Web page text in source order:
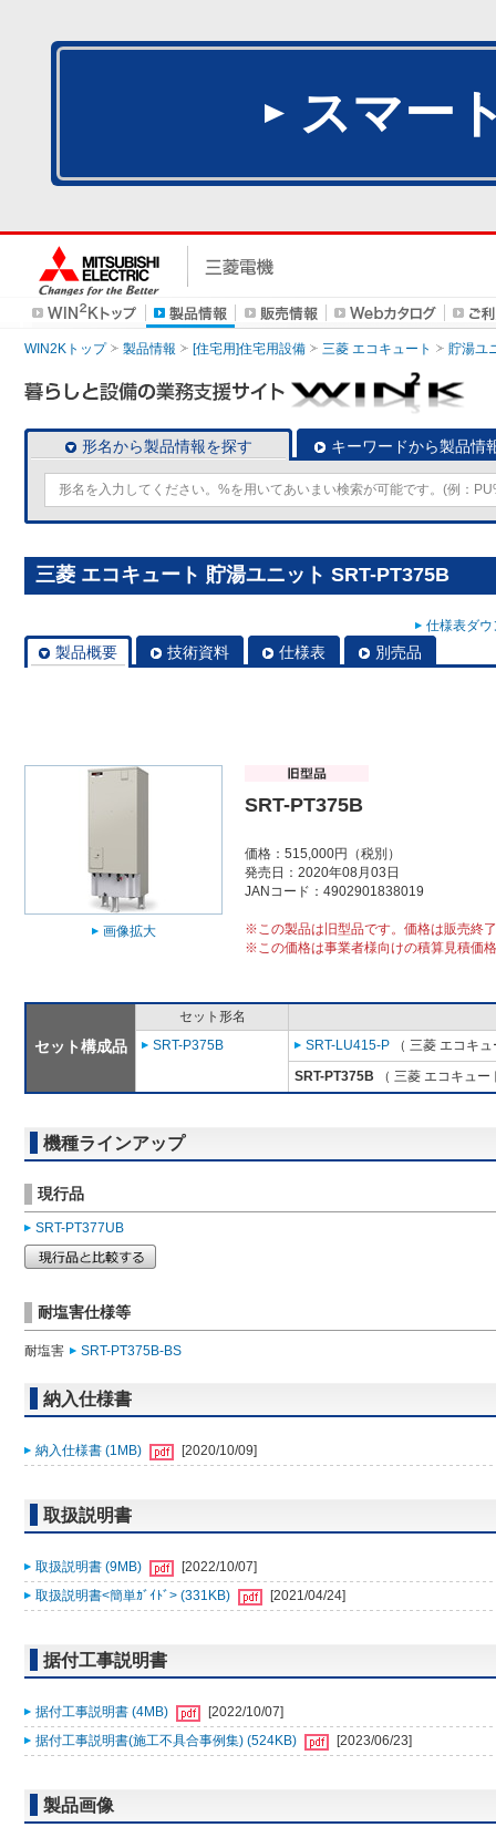
スマー
WIN2Kトップ 製品情報 [住宅用]住宅用設備 三菱 エコキュート 貯湯ユ
形名から製品情報を探す キーワードから製品情
三菱 エコキュート 貯湯ユニット SRT-PT375B
仕様表ダ
製品概要 技術資料 仕様表 別売品
画像拡大
SRT-PT375B
価格：515,000円（税別）
発売日：2020年08月03日
JANコード：4902901838019
※この製品は旧型品です。価格は販売終
※この価格は事業者様向けの積算見積価
セット構成品
セット形名
SRT-P375B
SRT-LU415-P （ 三菱 エコキ
SRT-PT375B （ 三菱 エコキュ
機種ラインアップ
現行品
SRT-PT377UB
耐塩害仕様等
耐塩害 SRT-PT375B-BS
納入仕様書
納入仕様書 (1MB) [2020/10/09]
取扱説明書
取扱説明書 (9MB)
[2022/10/07]
取扱説明書<簡単ｶﾞｲﾄﾞ> (331KB)
[2021/04/24]
据付工事説明書
据付工事説明書 (4MB)
[2022/10/07]
据付工事説明書(施工不具合事例集) (524KB)
[2023/06/23]
製品画像